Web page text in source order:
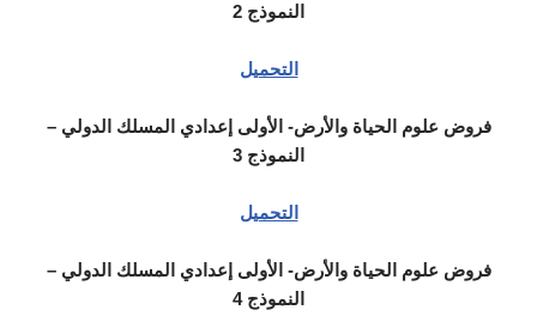
النموذج 2
التحميل
فروض علوم الحياة والأرض- الأولى إعدادي المسلك الدولي –
النموذج 3
التحميل
فروض علوم الحياة والأرض- الأولى إعدادي المسلك الدولي –
النموذج 4